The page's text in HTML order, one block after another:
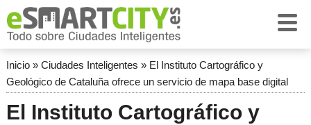
Inicio» Ciudades Inteligentes » El Instituto Cartográfico y
Geológico de Cataluña ofrece un servicio de mapa base digital
El Instituto Cartográfico y